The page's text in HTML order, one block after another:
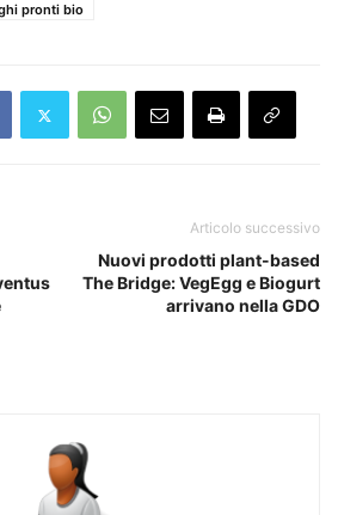
pronti bio
Articolo successivo
Nuovi prodotti plant-based
The Bridge: VegEgg e Biogurt
arrivano nella GDO